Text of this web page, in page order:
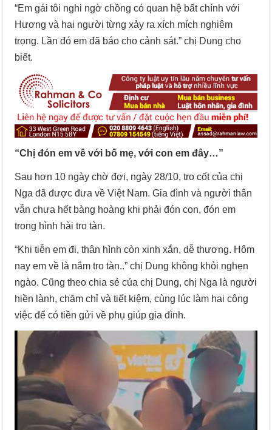
“Em gái tôi nghi ngờ chồng có quan hệ bất chính với
Hương và hai người từng xảy ra xích mích nghiêm
trọng. Lần đó em đã báo cho cảnh sát.” chị Dung cho
biết.
“Chị đón em về với bố mẹ, với con em đây…”
Sau hơn 10 ngày chờ đợi, ngày 28/10, tro cốt của chị
Nga đã được đưa về Việt Nam. Gia đình và người thân
vẫn chưa hết bàng hoàng khi phải đón con, đón em
trong hình hài tro tàn.
“Khi tiễn em đi, thân hình còn xinh xắn, dễ thương. Hôm
nay em về là nắm tro tàn..” chị Dung không khỏi nghẹn
ngào. Cũng theo chia sẻ của chị Dung, chị Nga là người
hiền lành, chăm chỉ và tiết kiệm, cùng lúc làm hai công
việc để có tiền gửi về phụ giúp gia đình.